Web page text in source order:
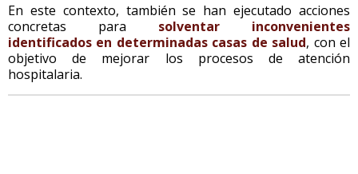
En este contexto, también se han ejecutado acciones
concretas para solventar inconvenientes
identificados en determinadas casas de salud, con el
objetivo de mejorar los procesos de atención
hospitalaria.